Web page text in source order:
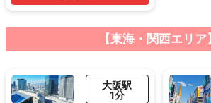
【東海・関西エリア】
大阪駅
1分